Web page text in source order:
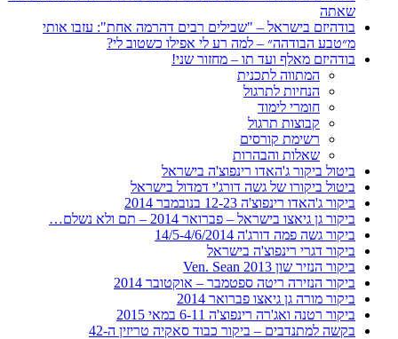
שאתה
בודהיזם בישראל – "שבילים רבים דהרמה אחת": עזבו אותי
מ״טבע הבודהה״ – למה רע לי אפילו כשטוב לי?
בודהיזם מאלף ועד תו – מחזור שני!
המתווה לתכנית
הנחיות לתרגול
חומרי לימוד
קבוצות תרגול
רשימת קורסים
שאלות והבהרות
ביטול ביקור ג'האדו רינפוצ'ה בישראל
ביטול ביקורו של גשה דורג'י דמדול בישראל
ביקור ג'האדו רינפוצ'ה 12-23 בנובמבר 2014
ביקור גן גיאצו בישראל – פברואר 2014 – תם ולא נשלם…
ביקור גשה פמה דורג'ה 14/5-4/6/2014
ביקור דגרי רינפוצ'ה בישראל
ביקור הנזיר שון 2013 Ven. Sean
ביקור הנזירה ריטה ספטמבר – אוקטובר 2014
ביקור מורה גן גיאצו פברואר 2014
ביקור רטנה ואג'רה רינפוצ'ה 6-11 במאי 2015
בקשה למתנדבים – ביקור כבוד סאקיה טריזין ה-42